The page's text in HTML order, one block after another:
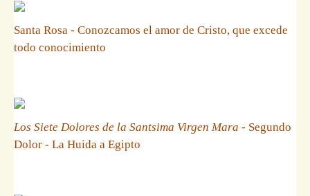
Santa Rosa - Conozcamos el amor de Cristo, que excede
todo conocimiento
Los Siete Dolores de la Santsima Virgen Mara - Segundo
Dolor - La Huida a Egipto